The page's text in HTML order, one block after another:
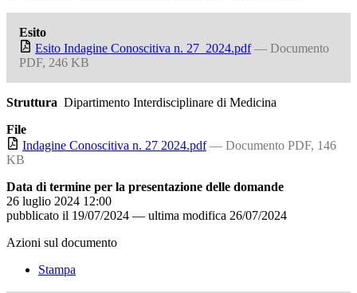
Esito
Esito Indagine Conoscitiva n. 27_2024.pdf — Documento
PDF, 246 KB
Struttura Dipartimento Interdisciplinare di Medicina
File
Indagine Conoscitiva n. 27 2024.pdf — Documento PDF, 146
KB
Data di termine per la presentazione delle domande
26 luglio 2024 12:00
pubblicato il 19/07/2024 — ultima modifica 26/07/2024
Azioni sul documento
Stampa